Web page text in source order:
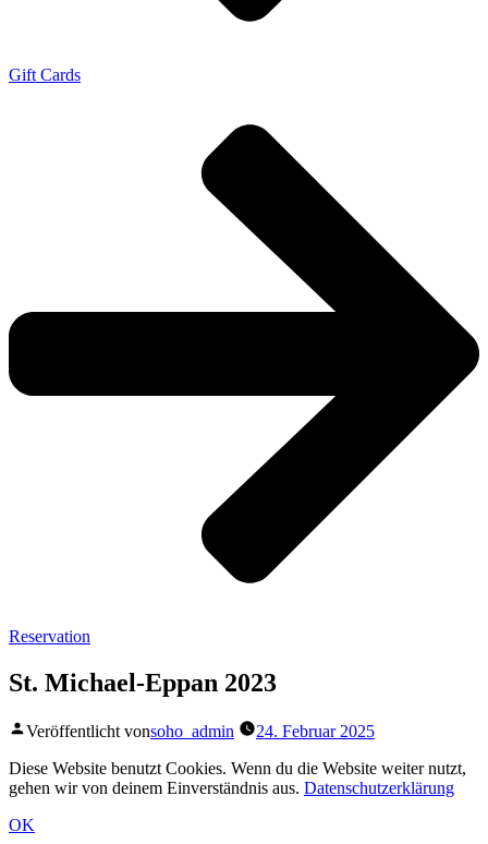
Gift Cards
Reservation
St. Michael-Eppan 2023
Veröffentlicht vonsoho_admin
24. Februar 2025
Diese Website benutzt Cookies. Wenn du die Website weiter nutzt,
gehen wir von deinem Einverständnis aus. Datenschutzerklärung
OK